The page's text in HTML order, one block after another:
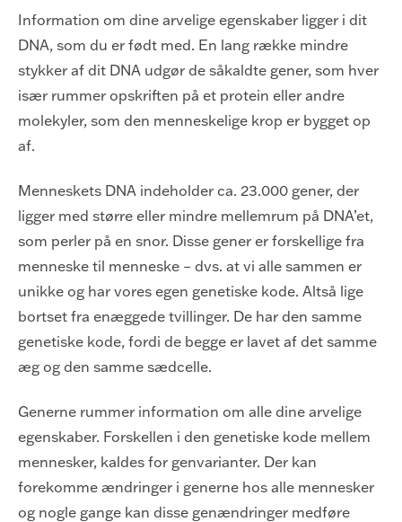
Information om dine arvelige egenskaber ligger i dit
DNA, som du er født med. En lang række mindre
stykker af dit DNA udgør de såkaldte gener, som hver
især rummer opskriften på et protein eller andre
molekyler, som den menneskelige krop er bygget op
af.
Menneskets DNA indeholder ca. 23.000 gener, der
ligger med større eller mindre mellemrum på DNA’et,
som perler på en snor. Disse gener er forskellige fra
menneske til menneske – dvs. at vi alle sammen er
unikke og har vores egen genetiske kode. Altså lige
bortset fra enæggede tvillinger. De har den samme
genetiske kode, fordi de begge er lavet af det samme
æg og den samme sædcelle.
Generne rummer information om alle dine arvelige
egenskaber. Forskellen i den genetiske kode mellem
mennesker, kaldes for genvarianter. Der kan
forekomme ændringer i generne hos alle mennesker
og nogle gange kan disse genændringer medføre